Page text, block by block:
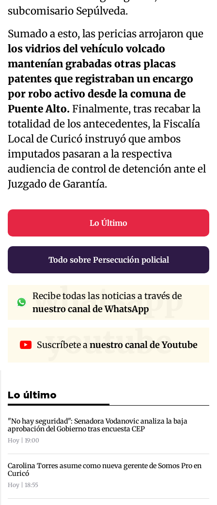
subcomisario Sepúlveda.
Sumado a esto, las pericias arrojaron que
los vidrios del vehículo volcado
mantenían grabadas otras placas
patentes que registraban un encargo
por robo activo desde la comuna de
Puente Alto. Finalmente, tras recabar la
totalidad de los antecedentes, la Fiscalía
Local de Curicó instruyó que ambos
imputados pasaran a la respectiva
audiencia de control de detención ante el
Juzgado de Garantía.
Lo Último
Todo sobre Persecución policial
whatsapp
Recibe todas las noticias a través de
nuestro canal de WhatsApp
youtube
Suscríbete anuestro canal de Youtube
Lo último
"No hay seguridad": Senadora Vodanovic analiza la baja
aprobación del Gobierno tras encuesta CEP
Hoy | 19:00
Carolina Torres asume como nueva gerente de Somos Pro en
Curicó
Hoy | 18:55